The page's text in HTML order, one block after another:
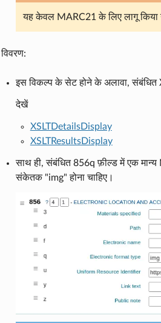
यह केवल MARC21 के लिए लागू किया
विवरण:
इस विकल्प के सेट होने के अलावा, संबंधित
देखें
XSLTDetailsDisplay
XSLTResultsDisplay
साथ ही, संबंधित 856q फ़ील्ड में एक मान्य
संकेतक "img" होना चाहिए।